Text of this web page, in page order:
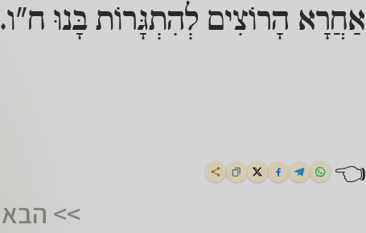
הָרוֹצִים לְהִתְגָּרוֹת בָּנוּ ח"ו.
👈
>> הבא